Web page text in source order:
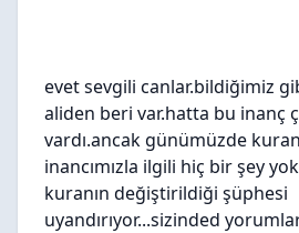
evet sevgili canlar.bildiğimiz
aliden beri var.hatta bu inanç
vardı.ancak günümüzde
inancımızla ilgili hiç bir şey
kuranın değiştirildiği şüphesi
uyandırıyor...sizinded